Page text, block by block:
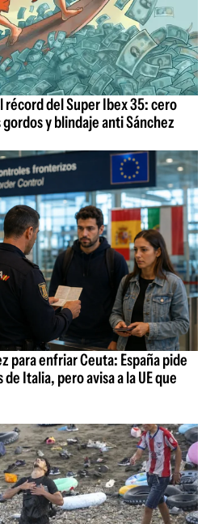
récord del Super Ibex 35: cero
y blindaje anti Sánchez
para enfriar Ceuta: España pide
Italia, pero avisa a la UE que